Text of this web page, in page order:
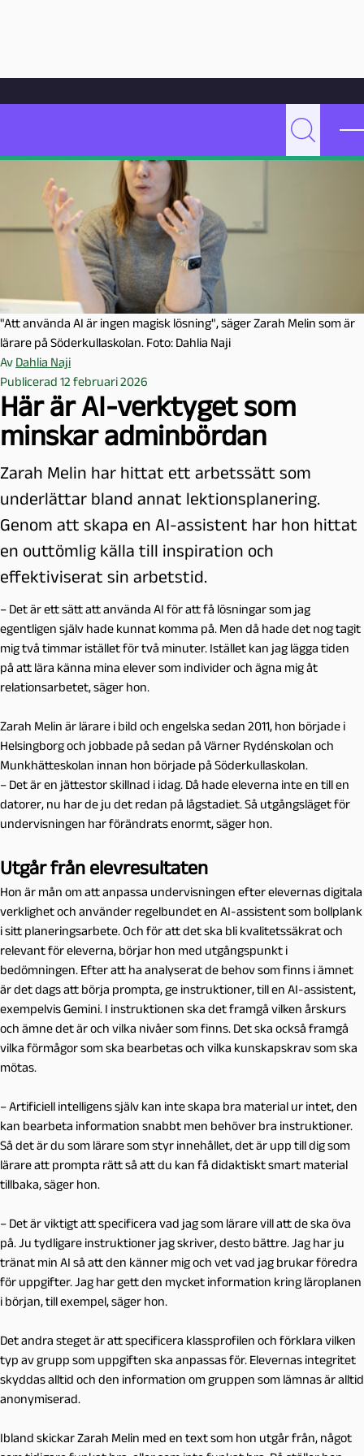
Hoppa till innehåll
e
o
a
l
Sök
Här är AI-verktyget som minskar adminbördan
"Att använda AI är ingen magisk lösning", säger Zarah Melin som är
lärare på Söderkullaskolan. Foto: Dahlia Naji
Av Dahlia Naji
Publicerad 12 februari 2026
Här är AI-verktyget som
minskar adminbördan
Zarah Melin har hittat ett arbetssätt som
underlättar bland annat lektionsplanering.
Genom att skapa en AI-assistent har hon hittat
en outtömlig källa till inspiration och
effektiviserat sin arbetstid.
– Det är ett sätt att använda AI för att få lösningar som jag
egentligen själv hade kunnat komma på. Men då hade det nog tagit
mig två timmar istället för två minuter. Istället kan jag lägga tiden
på att lära känna mina elever som individer och ägna mig åt
relationsarbetet, säger hon.
Zarah Melin är lärare i bild och engelska sedan 2011, hon började i
Helsingborg och jobbade på sedan på Värner Rydénskolan och
Munkhätteskolan innan hon började på Söderkullaskolan.
– Det är en jättestor skillnad i idag. Då hade eleverna inte en till en
datorer, nu har de ju det redan på lågstadiet. Så utgångsläget för
undervisningen har förändrats enormt, säger hon.
Utgår från elevresultaten
Hon är mån om att anpassa undervisningen efter elevernas digitala
verklighet och använder regelbundet en AI-assistent som bollplank
i sitt planeringsarbete. Och för att det ska bli kvalitetssäkrat och
relevant för eleverna, börjar hon med utgångspunkt i
bedömningen. Efter att ha analyserat de behov som finns i ämnet
är det dags att börja prompta, ge instruktioner, till en AI-assistent,
exempelvis Gemini. I instruktionen ska det framgå vilken årskurs
och ämne det är och vilka nivåer som finns. Det ska också framgå
vilka förmågor som ska bearbetas och vilka kunskapskrav som ska
mötas.
– Artificiell intelligens själv kan inte skapa bra material ur intet, den
kan bearbeta information snabbt men behöver bra instruktioner.
Så det är du som lärare som styr innehållet, det är upp till dig som
lärare att prompta rätt så att du kan få didaktiskt smart material
tillbaka, säger hon.
– Det är viktigt att specificera vad jag som lärare vill att de ska öva
på. Ju tydligare instruktioner jag skriver, desto bättre. Jag har ju
tränat min AI så att den känner mig och vet vad jag brukar föredra
för uppgifter. Jag har gett den mycket information kring läroplanen
i början, till exempel, säger hon.
Det andra steget är att specificera klassprofilen och förklara vilken
typ av grupp som uppgiften ska anpassas för. Elevernas integritet
skyddas alltid och den information om gruppen som lämnas är alltid
anonymiserad.
Ibland skickar Zarah Melin med en text som hon utgår från, något